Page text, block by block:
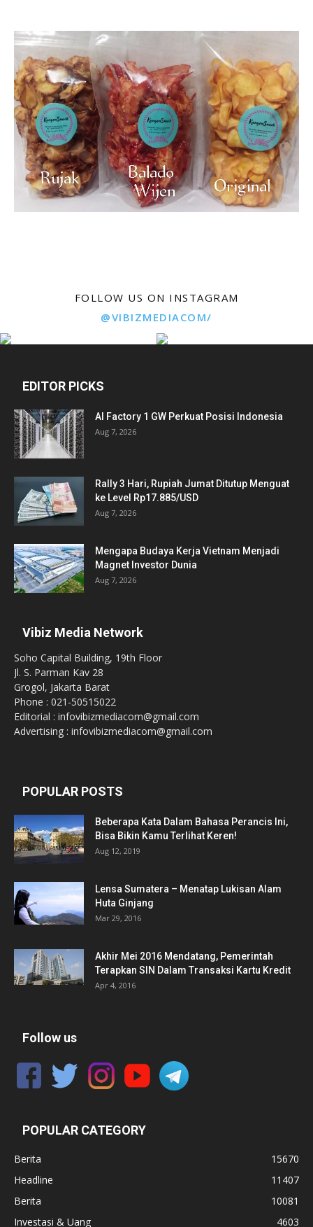
FOLLOW US ON INSTAGRAM
@VIBIZMEDIACOM/
EDITOR PICKS
AI Factory 1 GW Perkuat Posisi Indonesia
Aug 7, 2026
Rally 3 Hari, Rupiah Jumat Ditutup Menguat
ke Level Rp17.885/USD
Aug 7, 2026
Mengapa Budaya Kerja Vietnam Menjadi
Magnet Investor Dunia
Aug 7, 2026
Vibiz Media Network
Soho Capital Building, 19th Floor
Jl. S. Parman Kav 28
Grogol, Jakarta Barat
Phone : 021-50515022
Editorial : infovibizmediacom@gmail.com
Advertising : infovibizmediacom@gmail.com
POPULAR POSTS
Beberapa Kata Dalam Bahasa Perancis Ini,
Bisa Bikin Kamu Terlihat Keren!
Aug 12, 2019
Lensa Sumatera – Menatap Lukisan Alam
Huta Ginjang
Mar 29, 2016
Akhir Mei 2016 Mendatang, Pemerintah
Terapkan SIN Dalam Transaksi Kartu Kredit
Apr 4, 2016
Follow us
POPULAR CATEGORY
Berita
15670
Headline
11407
Berita
10081
Investasi & Uang
4603